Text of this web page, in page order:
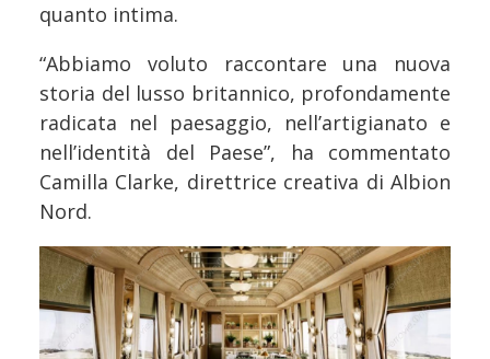
quanto intima.
“Abbiamo voluto raccontare una nuova
storia del lusso britannico, profondamente
radicata nel paesaggio, nell’artigianato e
nell’identità del Paese”, ha commentato
Camilla Clarke, direttrice creativa di Albion
Nord.